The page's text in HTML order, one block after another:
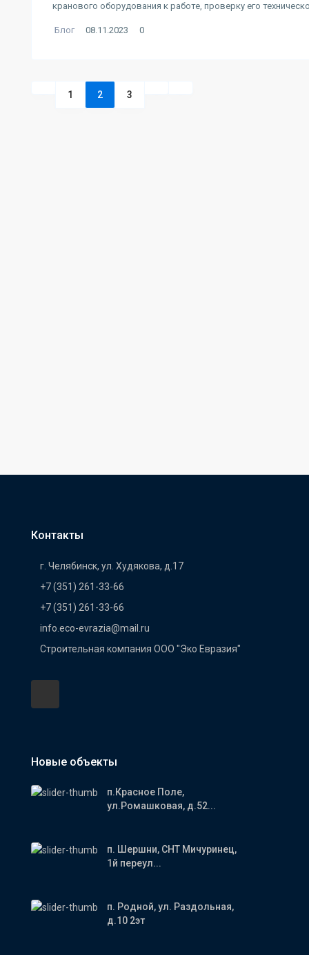
кранового оборудования к работе, проверку его
Блог 08.11.2023 0
1 2 3
Контакты
г. Челябинск, ул. Худякова, д.17
+7 (351) 261-33-66
+7 (351) 261-33-66
info.eco-evrazia@mail.ru
Строительная компания ООО "Эко Евразия"
Новые объекты
п.Красное Поле,
ул.Ромашковая, д.52...
п. Шершни, СНТ Мичуринец,
1й переул...
п. Родной, ул. Раздольная,
д.10 2эт